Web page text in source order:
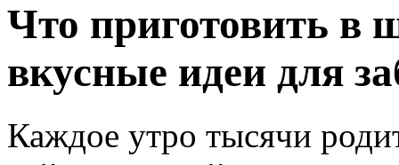
Что приготовить в
вкусные идеи для
Каждое утро тысячи